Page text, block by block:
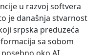
u razvoj softvera
je današnja stvarnost
srpska preduzeća
sa sobom
oko AI